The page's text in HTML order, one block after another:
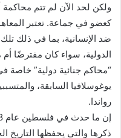
ولكن لحد الآن لم تتم
كعضو في جماعة. تعتبر
ضد الإنسانية، بما في ذلك
الدولية، سواء كان مفترضًا
“محاكم جنائية دولية” خاصة
يوغوسلافيا السابقة،
رواندا.
ذكرها والتي يحفظها التاريخ